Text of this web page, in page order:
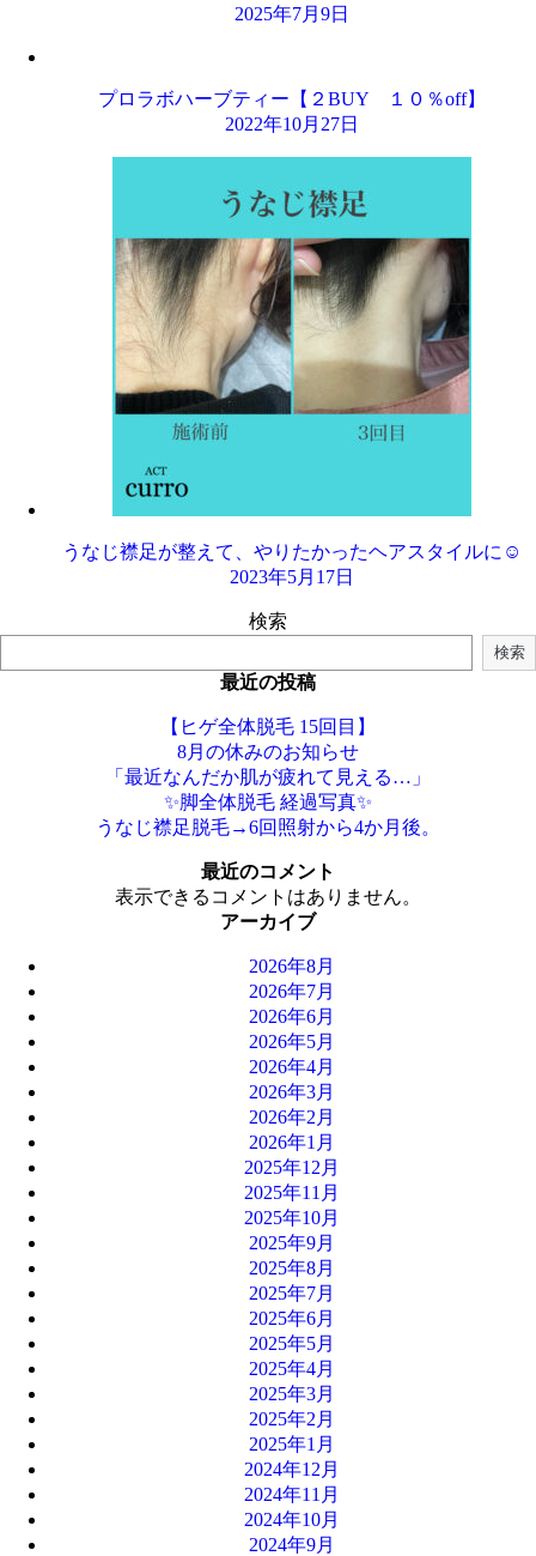
2025年7月9日
プロラボハーブティー【２BUY １０％off】
2022年10月27日
うなじ襟足が整えて、やりたかったヘアスタイルに☺️
2023年5月17日
検索
検索
最近の投稿
【ヒゲ全体脱毛 15回目】
8月の休みのお知らせ
「最近なんだか肌が疲れて見える…」
✨脚全体脱毛 経過写真✨
うなじ襟足脱毛→6回照射から4か月後。
最近のコメント
表示できるコメントはありません。
アーカイブ
2026年8月
2026年7月
2026年6月
2026年5月
2026年4月
2026年3月
2026年2月
2026年1月
2025年12月
2025年11月
2025年10月
2025年9月
2025年8月
2025年7月
2025年6月
2025年5月
2025年4月
2025年3月
2025年2月
2025年1月
2024年12月
2024年11月
2024年10月
2024年9月